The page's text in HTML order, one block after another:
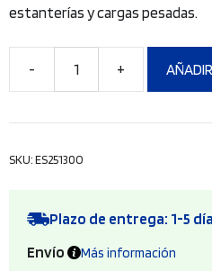
estanterías y cargas pesadas.
Palet
plataforma
1500
SKU:ES25130O
Plazo de entrega: 1-5
Envío
Más información